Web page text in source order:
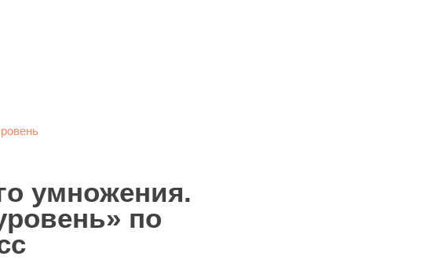
умножения.
по